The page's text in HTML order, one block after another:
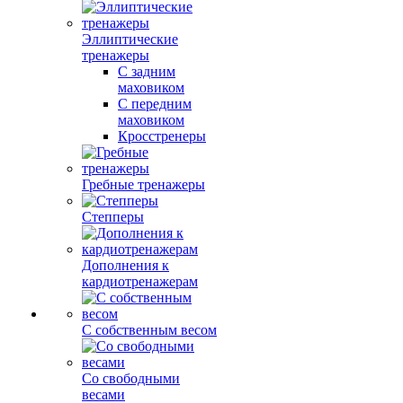
Эллиптические
тренажеры
С задним
маховиком
С передним
маховиком
Кросстренеры
Гребные тренажеры
Степперы
Дополнения к
кардиотренажерам
С собственным весом
Со свободными
весами